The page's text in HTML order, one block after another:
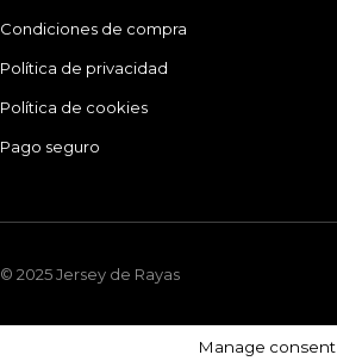
Condiciones de compra
Política de privacidad
Política de cookies
Pago seguro
© 2025 Jersey de Rayas
Manage consent